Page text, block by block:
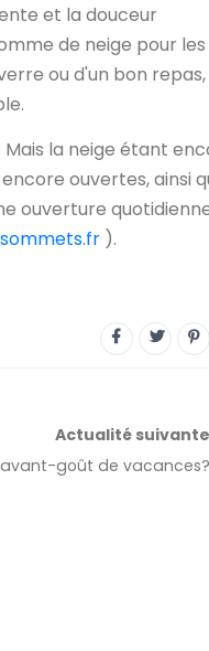
et la douceur
de neige pour les
ou d'un bon repas,
Mais la neige étant
ouvertes, ainsi
ouverture
).
Actualité suivante
avant-goût de vacances?